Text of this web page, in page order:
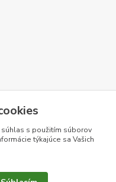
súhlas s použitím súborov
týkajúce sa Vašich